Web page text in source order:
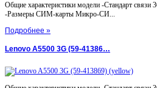
Общие характеристики модели -Стандарт связи
-Размеры СИМ-карты Микро-СИ...
Подробнее »
Lenovo A5500 3G (59-41386…